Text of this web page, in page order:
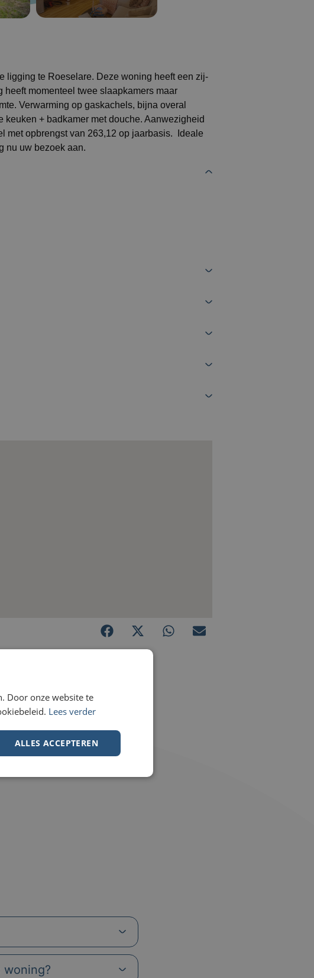
ligging te Roeselare. Deze woning heeft een zij-
momenteel twee slaapkamers maar
Verwarming op gaskachels, bijna overal
+ badkamer met douche. Aanwezigheid
met opbrengst van 263,12 op jaarbasis. Ideale
nu uw bezoek aan.
Door onze website te
Lees verder
ALLES ACCEPTEREN